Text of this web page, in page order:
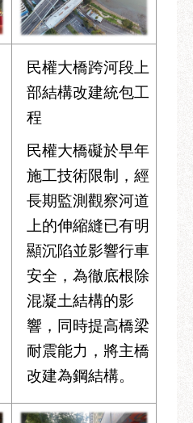
民權大橋跨河段上
部結構改建統包工
程
民權大橋礙於早年
施工技術限制，經
長期監測觀察河道
上的伸縮縫已有明
顯沉陷並影響行車
安全，為徹底根除
混凝土結構的影
響，同時提高橋梁
耐震能力，將主橋
改建為鋼結構。